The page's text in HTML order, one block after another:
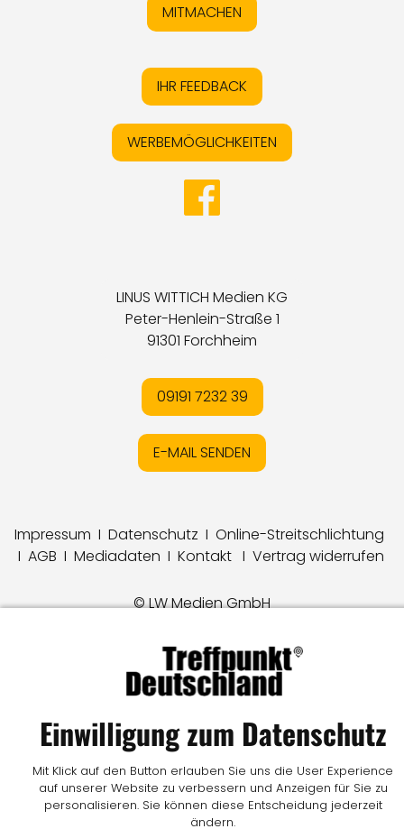
MITMACHEN
IHR FEEDBACK
WERBEMÖGLICHKEITEN
LINUS WITTICH Medien KG
Peter-Henlein-Straße 1
91301 Forchheim
09191 7232 39
E-MAIL SENDEN
Impressum I Datenschutz I Online-Streitschlichtung
I AGB I Mediadaten I Kontakt I Vertrag widerrufen
© LW Medien GmbH
Einwilligung zum Datenschutz
Mit Klick auf den Button erlauben Sie uns die User Experience
auf unserer Website zu verbessern und Anzeigen für Sie zu
personalisieren. Sie können diese Entscheidung jederzeit
ändern.